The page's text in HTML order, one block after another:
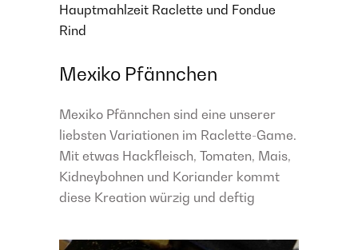
Hauptmahlzeit Raclette und Fondue
Rind
Mexiko Pfännchen
Mexiko Pfännchen sind eine unserer
liebsten Variationen im Raclette-Game.
Mit etwas Hackfleisch, Tomaten, Mais,
Kidneybohnen und Koriander kommt
diese Kreation würzig und deftig